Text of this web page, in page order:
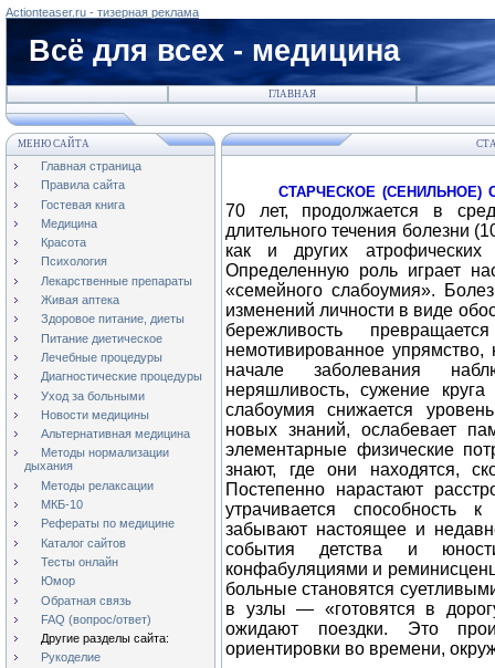
Actionteaser.ru - тизерная реклама
Всё для всех - медицина
ГЛАВНАЯ
МЕНЮ САЙТА
Главная страница
Правила сайта
Гостевая книга
Медицина
Красота
Психология
Лекарственные препараты
Живая аптека
Здоровое питание, диеты
Питание диетическое
Лечебные процедуры
Диагностические процедуры
Уход за больными
Новости медицины
Альтернативная медицина
Методы нормализации
дыхания
Методы релаксации
МКБ-10
Рефераты по медицине
Каталог сайтов
Тесты онлайн
Юмор
Обратная связь
FAQ (вопрос/ответ)
Другие разделы сайта:
Рукоделие
СТАРЧЕСКОЕ (СЕНИЛЬНОЕ)
70 лет, продолжается в
длительного течения болезни
как и других
Определенную роль играет
«семейного слабоумия».
изменений личности в виде
бережливость
немотивированное
начале заболевания
неряшливость, сужение
слабоумия снижается
новых знаний, ослабевает
элементарные физические
знают, где они находятся,
Постепенно нарастают
утрачивается способность
забывают настоящее и
события детства и
конфабуляциями и
больные становятся
в узлы — «готовятся в
ожидают поездки. Это
ориентировки во времени,